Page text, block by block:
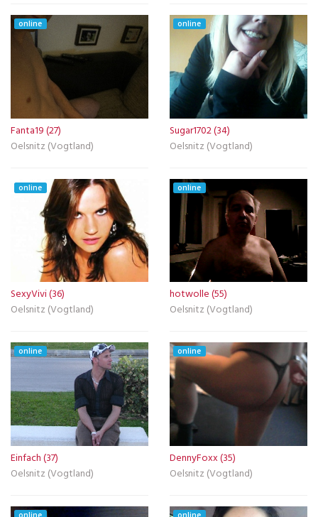
online
Fanta19 (27)
Oelsnitz (Vogtland)
online
Sugar1702 (34)
Oelsnitz (Vogtland)
online
SexyVivi (36)
Oelsnitz (Vogtland)
online
hotwolle (55)
Oelsnitz (Vogtland)
online
Einfach (37)
Oelsnitz (Vogtland)
online
DennyFoxx (35)
Oelsnitz (Vogtland)
online online